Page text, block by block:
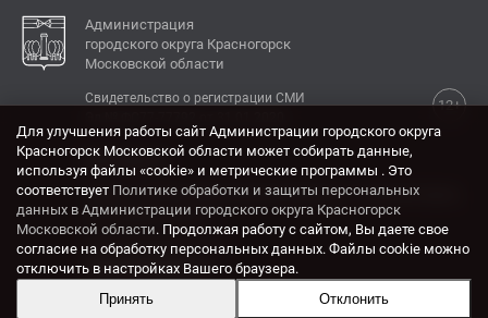
Администрация
городского округа Красногорск
Московской области
12+
Свидетельство о регистрации СМИ
КОНТАКТЫ
Адрес: 143404, Московская область, г. Красногорск,
ул. Ленина, дом 4.
Электронная почта:
krasrn@mosreg.ru
Разработка и поддержка сайта ADN
Для улучшения работы сайт Администрации городского округа
Красногорск Московской области может собирать данные,
используя файлы «cookie» и метрические программы . Это
соответствует Политике обработки и защиты персональных
данных в Администрации городского округа Красногорск
Московской области. Продолжая работу с сайтом, Вы даете свое
согласие на обработку персональных данных. Файлы cookie можно
отключить в настройках Вашего браузера.
Принять
Отклонить